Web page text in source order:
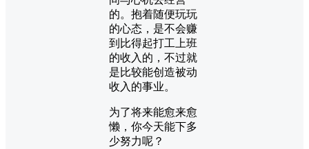
的。抱着随便玩玩
的心态，是不会赚
到比得起打工上班
的收入的，不过就
是比较能创造被动
收入的事业。
为了将来能愈来愈
懒，你今天能下多
少努力呢？